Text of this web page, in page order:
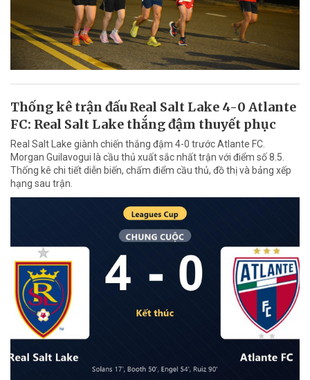
Thống kê trận đấu Real Salt Lake 4-0 Atlante
FC: Real Salt Lake thắng đậm thuyết phục
Real Salt Lake giành chiến thắng đậm 4-0 trước Atlante FC.
Morgan Guilavogui là cầu thủ xuất sắc nhất trận với điểm số 8.5.
Thống kê chi tiết diễn biến, chấm điểm cầu thủ, đồ thị và bảng xếp
hạng sau trận.